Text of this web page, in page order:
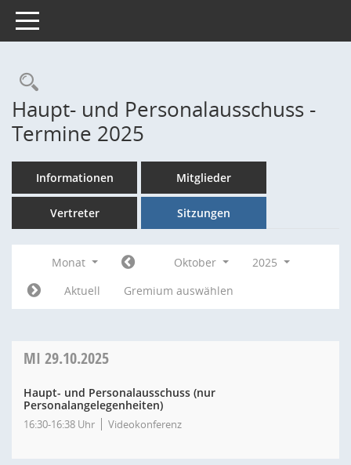
Toggle navigation
Rechercheauswahl
Haupt- und Personalausschuss -
Termine 2025
Informationen Mitglieder
Vertreter Sitzungen
Monat Oktober
2025
Aktuell
Gremium auswählen
MI 29.10.2025
Haupt- und Personalausschuss (nur
Personalangelegenheiten)
16:30-16:38 Uhr Videokonferenz